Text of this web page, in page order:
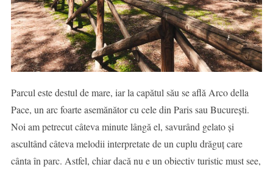
Parcul este destul de mare, iar la capătul său se află Arco della
Pace, un arc foarte asemănător cu cele din Paris sau București.
Noi am petrecut câteva minute lângă el, savurând gelato și
ascultând câteva melodii interpretate de un cuplu drăguț care
cânta în parc. Astfel, chiar dacă nu e un obiectiv turistic must see,